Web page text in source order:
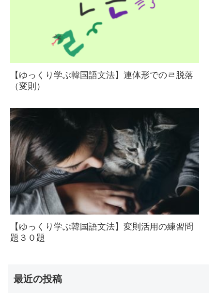
【ゆっくり学ぶ韓国語文法】連体形でのㄹ脱落
（変則）
【ゆっくり学ぶ韓国語文法】変則活用の練習問
題３０題
最近の投稿